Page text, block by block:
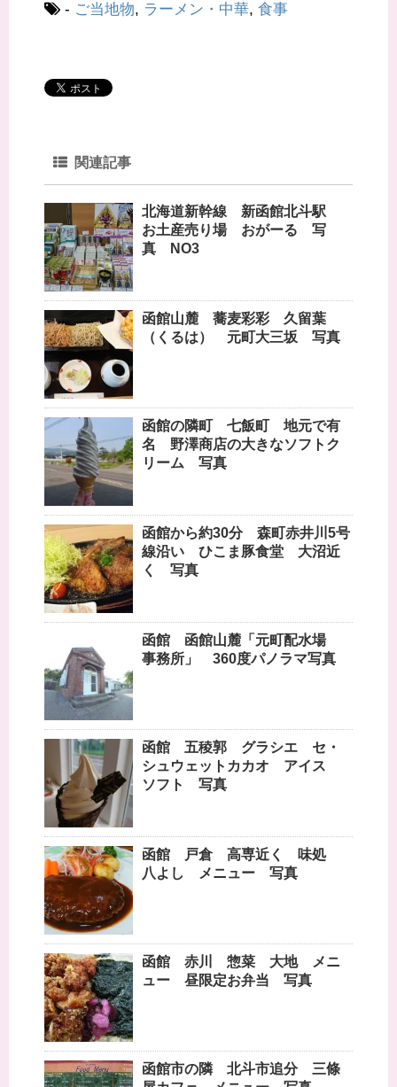
ウ
で
- ご当地物, ラーメン・中華, 食事
関連記事
北海道新幹線 新函館北斗駅
お土産売り場 おがーる 写
真 NO3
函館山麓 蕎麦彩彩 久留葉
（くるは） 元町大三坂 写真
函館の隣町 七飯町 地元で有
名 野澤商店の大きなソフトク
リーム 写真
函館から約30分 森町赤井川5号
線沿い ひこま豚食堂 大沼近
く 写真
函館 函館山麓「元町配水場
事務所」 360度パノラマ写真
函館 五稜郭 グラシエ セ・
シュウェットカカオ アイス
ソフト 写真
函館 戸倉 高専近く 味処
八よし メニュー 写真
函館 赤川 惣菜 大地 メニ
ュー 昼限定お弁当 写真
函館市の隣 北斗市追分 三條